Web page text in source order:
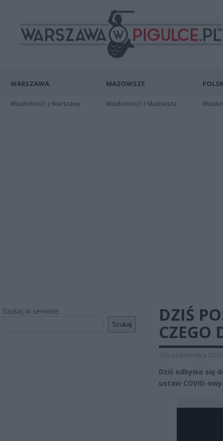
WARSZAWA
Wiadomości z Warszawy
MAZOWSZE
Wiadomości z Mazowsza
Szukaj w serwisie
Szukaj
DZIŚ
CZEGO
20 października 2020
Dziś odbywa się
ustaw COVID-